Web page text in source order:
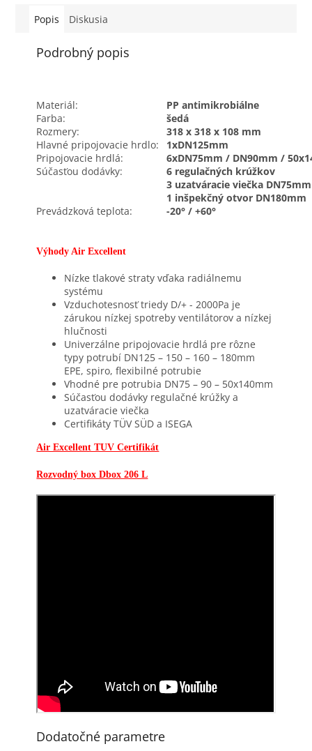
Popis Diskusia
Podrobný popis
Materiál:
PP antimikrobiálne
Farba:
šedá
Rozmery:
318 x 318 x 108 mm
Hlavné pripojovacie hrdlo:
1xDN125mm
Pripojovacie hrdlá:
6xDN75mm / DN90mm /
Súčasťou dodávky:
6 regulačných krúžkov
3 uzatváracie viečka DN75mm
1 inšpekčný otvor DN180mm
Prevádzková teplota:
-20° / +60°
Výhody Air Excellent
Nízke tlakové straty vďaka radiálnemu
systému
Vzduchotesnosť triedy D/+ - 2000Pa je
zárukou nízkej spotreby ventilátorov a nízkej
hlučnosti
Univerzálne pripojovacie hrdlá pre rôzne
typy potrubí DN125 – 150 – 160 – 180mm
EPE, spiro, flexibilné potrubie
Vhodné pre potrubia DN75 – 90 – 50x140mm
Súčasťou dodávky regulačné krúžky a
uzatváracie viečka
Certifikáty TÜV SÜD a ISEGA
Air Excellent TUV Certifikát
Rozvodný box Dbox 206 L
Dodatočné parametre